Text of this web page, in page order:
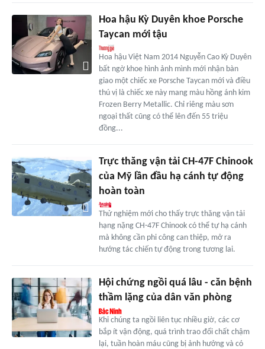
Hoa hậu Kỳ Duyên khoe Porsche
Taycan mới tậu
Hoa hậu Việt Nam 2014 Nguyễn Cao Kỳ Duyên
bất ngờ khoe hình ảnh mình mới nhận bàn
giao một chiếc xe Porsche Taycan mới và điều
thú vị là chiếc xe này mang màu hồng ánh kim
Frozen Berry Metallic. Chỉ riêng màu sơn
ngoại thất cũng có thể lên đến 55 triệu
đồng...
Trực thăng vận tải CH-47F Chinook
của Mỹ lần đầu hạ cánh tự động
hoàn toàn
Thử nghiệm mới cho thấy trực thăng vận tải
hạng nặng CH-47F Chinook có thể tự hạ cánh
mà không cần phi công can thiệp, mở ra
hướng tác chiến tự động trong tương lai.
Hội chứng ngồi quá lâu - căn bệnh
thầm lặng của dân văn phòng
Khi chúng ta ngồi liên tục nhiều giờ, các cơ
bắp ít vận động, quá trình trao đổi chất chậm
lại, tuần hoàn máu cũng bị ảnh hưởng và có